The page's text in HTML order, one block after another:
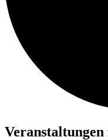
Veranstaltungen